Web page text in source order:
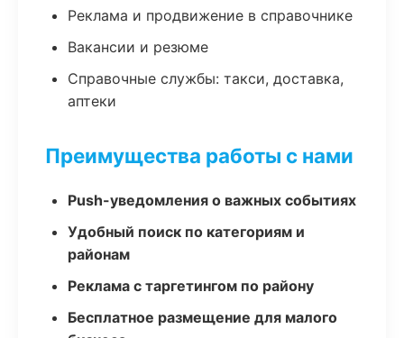
Реклама и продвижение в справочнике
Вакансии и резюме
Справочные службы: такси, доставка,
аптеки
Преимущества работы с нами
Push-уведомления о важных событиях
Удобный поиск по категориям и
районам
Реклама с таргетингом по району
Бесплатное размещение для малого